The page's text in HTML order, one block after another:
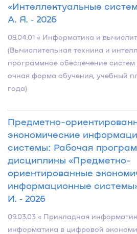
«Интеллектуальные
А. Я. ‐ 2026
09.04.01 « Информатика и
(Вычислительная техника и
программное обеспечение систем
очная форма обучения, учебный
года)
Предметно-
экономические
системы: Рабочая
дисциплины «Предметно-
ориентированные
информационные
И. ‐ 2026
09.03.03 « Прикладная
информатика в цифровой